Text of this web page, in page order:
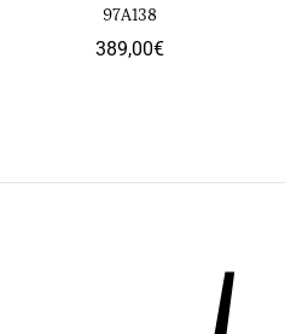
97A138
389,00€